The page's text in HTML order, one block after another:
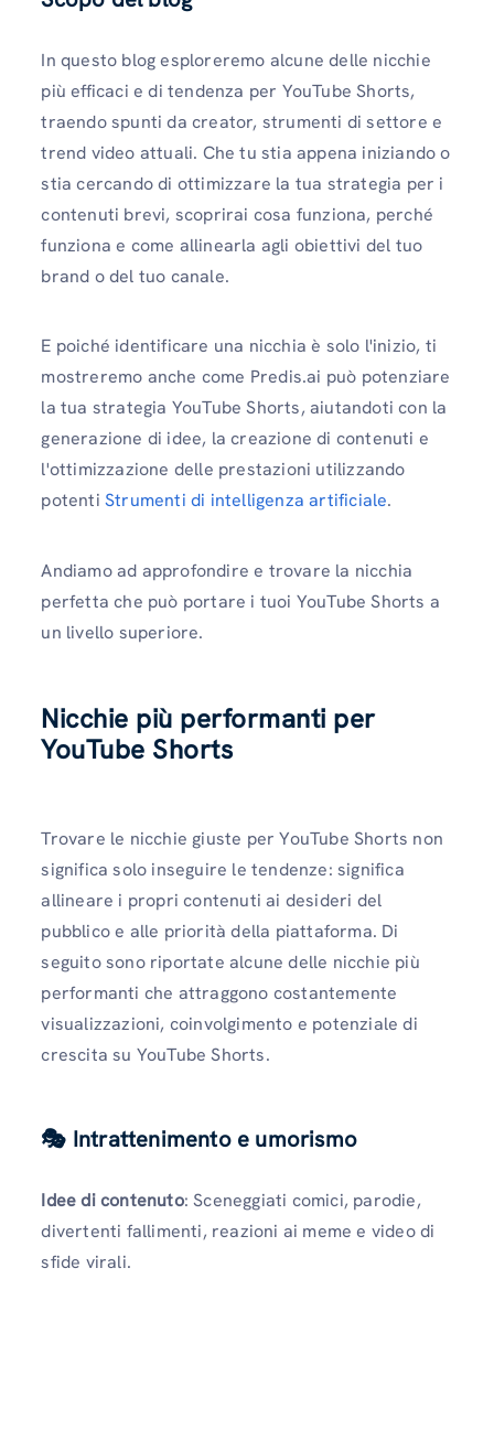
In questo blog esploreremo alcune delle nicchie
più efficaci e di tendenza per YouTube Shorts,
traendo spunti da creator, strumenti di settore e
trend video attuali. Che tu stia appena iniziando o
stia cercando di ottimizzare la tua strategia per i
contenuti brevi, scoprirai cosa funziona, perché
funziona e come allinearla agli obiettivi del tuo
brand o del tuo canale.
E poiché identificare una nicchia è solo l'inizio, ti
mostreremo anche come Predis.ai può potenziare
la tua strategia YouTube Shorts, aiutandoti con la
generazione di idee, la creazione di contenuti e
l'ottimizzazione delle prestazioni utilizzando
potenti Strumenti di intelligenza artificiale.
Andiamo ad approfondire e trovare la nicchia
perfetta che può portare i tuoi YouTube Shorts a
un livello superiore.
Nicchie più performanti per
YouTube Shorts
Trovare le nicchie giuste per YouTube Shorts non
significa solo inseguire le tendenze: significa
allineare i propri contenuti ai desideri del
pubblico e alle priorità della piattaforma. Di
seguito sono riportate alcune delle nicchie più
performanti che attraggono costantemente
visualizzazioni, coinvolgimento e potenziale di
crescita su YouTube Shorts.
🎭 Intrattenimento e umorismo
Idee di contenuto: Sceneggiati comici, parodie,
divertenti fallimenti, reazioni ai meme e video di
sfide virali.